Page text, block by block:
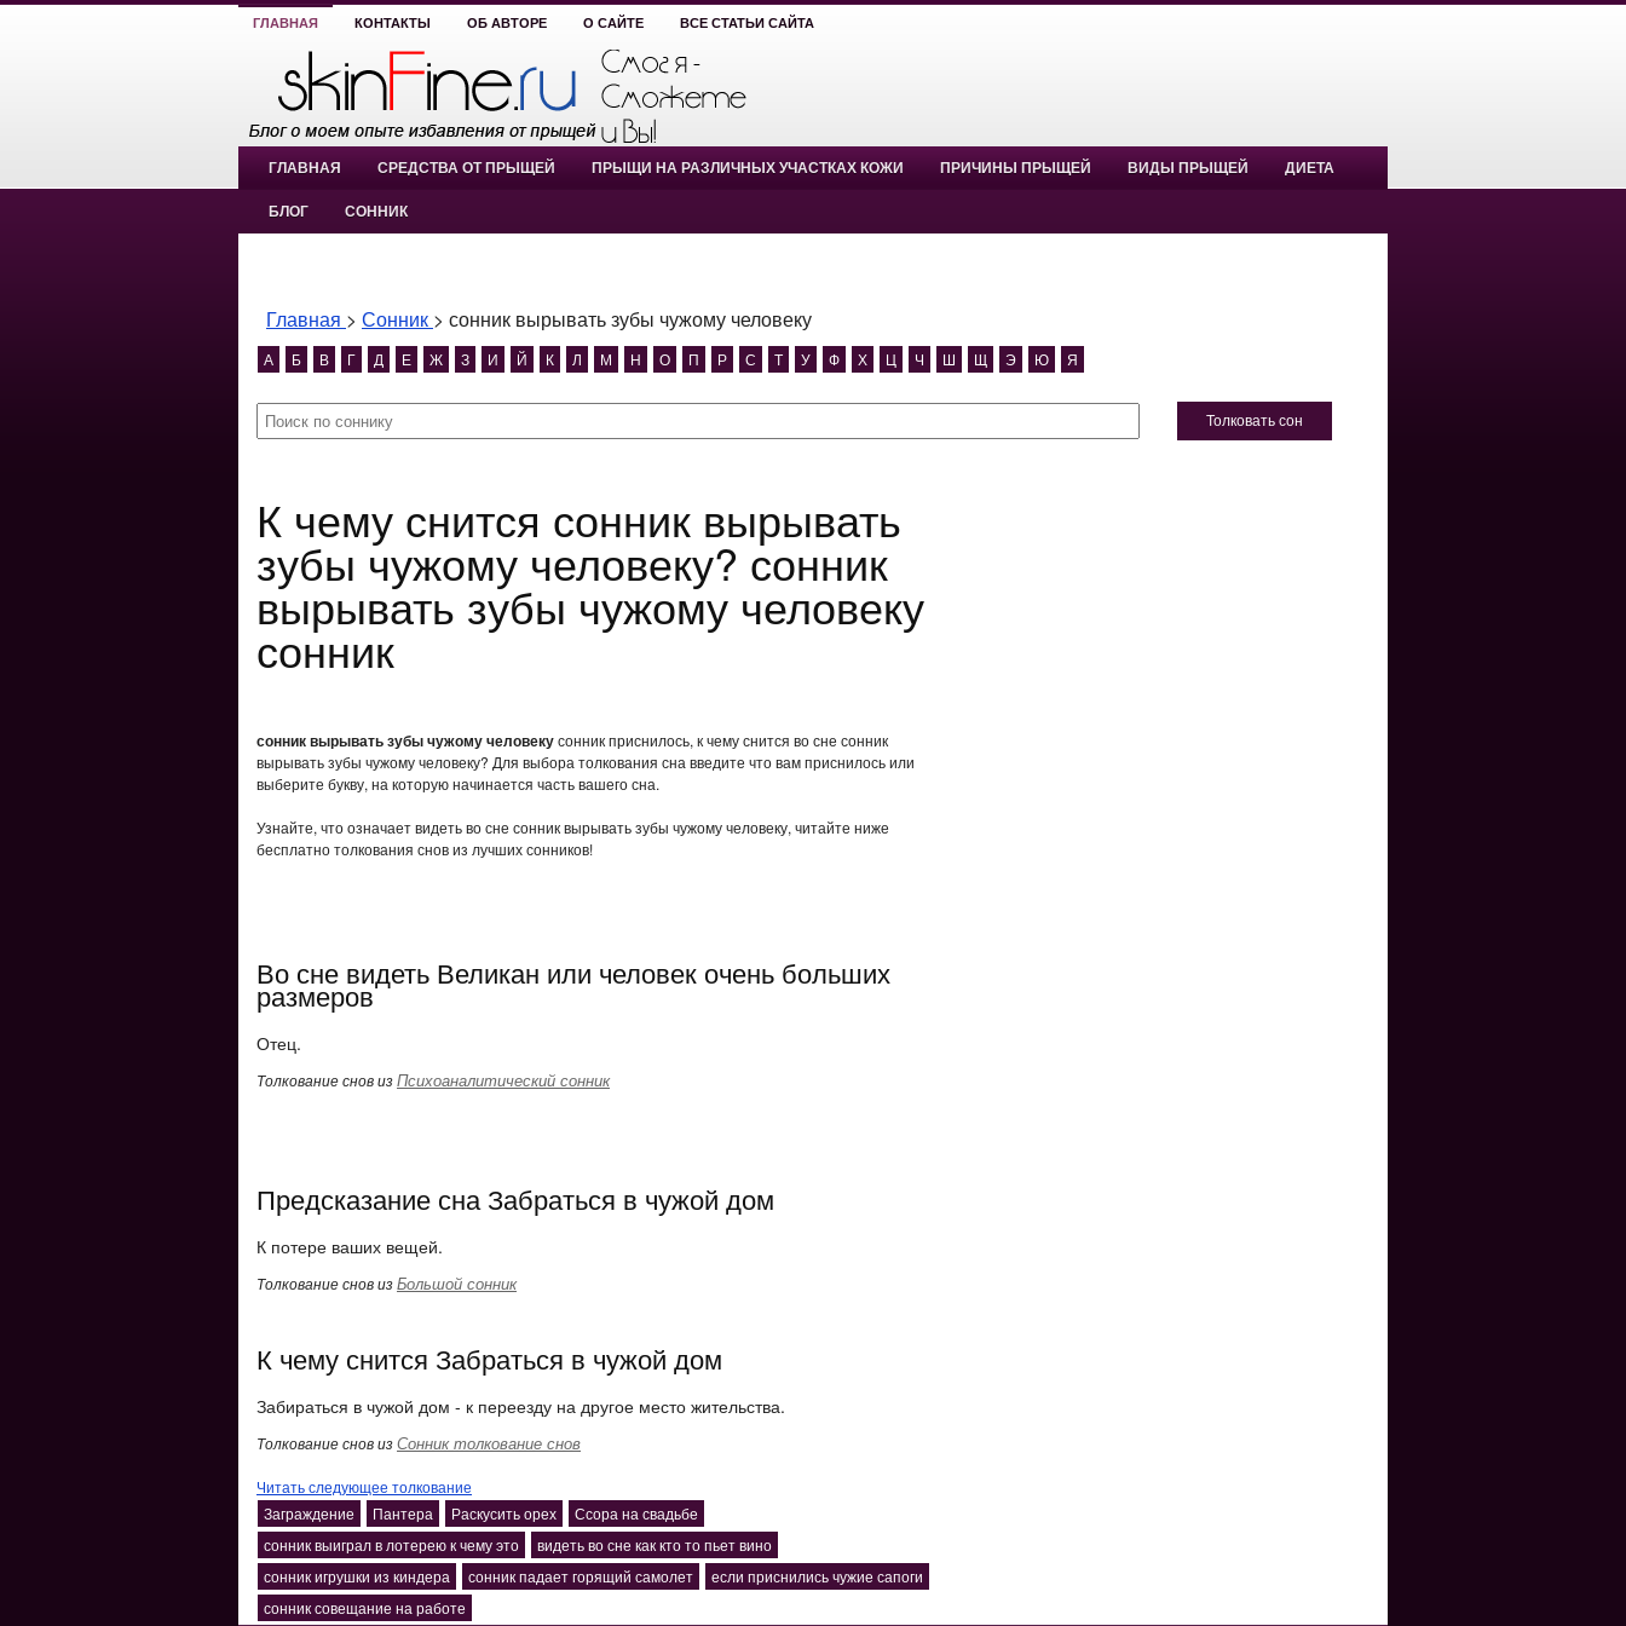
ГЛАВНАЯ КОНТАКТЫ ОБ АВТОРЕ О САЙТЕ ВСЕ СТАТЬИ САЙТА
ГЛАВНАЯ СРЕДСТВА ОТ ПРЫЩЕЙ ПРЫЩИ НА РАЗЛИЧНЫХ УЧАСТКАХ КОЖИ ПРИЧИНЫ ПРЫЩЕЙ ВИДЫ ПРЫЩЕЙ ДИЕТА
БЛОГ СОННИК
Главная > Сонник > сонник вырывать зубы чужому человеку
А Б В Г Д Е Ж З И Й К Л М Н О П Р С Т У Ф Х Ц Ч Ш Щ Э Ю Я
Толковать сон
К чему снится сонник вырывать
зубы чужому человеку? сонник
вырывать зубы чужому человеку
сонник
сонник вырывать зубы чужому человекусонник приснилось, к чему снится во сне сонник
вырывать зубы чужому человеку? Для выбора толкования сна введите что вам приснилось или
выберите букву, на которую начинается часть вашего сна.
Узнайте, что означает видеть во сне сонник вырывать зубы чужому человеку, читайте ниже
бесплатно толкования снов из лучших сонников!
Во сне видеть Великан или человек очень больших
размеров
Отец.
Толкование снов изПсихоаналитический сонник
Предсказание сна Забраться в чужой дом
К потере ваших вещей.
Толкование снов изБольшой сонник
К чему снится Забраться в чужой дом
Забираться в чужой дом - к переезду на другое место жительства.
Толкование снов изСонник толкование снов
Читать следующее толкование
Заграждение
Пантера Раскусить орех
Ссора на свадьбе
сонник выиграл в лотерею к чему это
видеть во сне как кто то пьет вино
сонник игрушки из киндера
сонник падает горящий самолет
если приснились чужие сапоги
сонник совещание на работе